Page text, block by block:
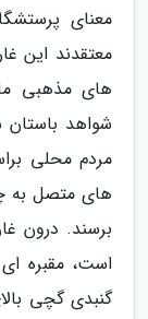
معنای
معتقدند این
های مذهبی
شواهد
مردم محلی
های متصل به
برسند. درون
است، مقبره
گنبدی گچی